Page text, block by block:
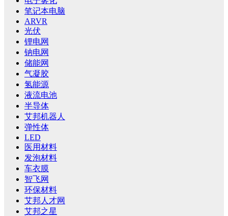
笔记本电脑
ARVR
光伏
锂电网
钠电网
储能网
气凝胶
氢能源
液流电池
半导体
艾邦机器人
弹性体
LED
医用材料
发泡材料
车衣膜
智飞网
环保材料
艾邦人才网
艾邦之星